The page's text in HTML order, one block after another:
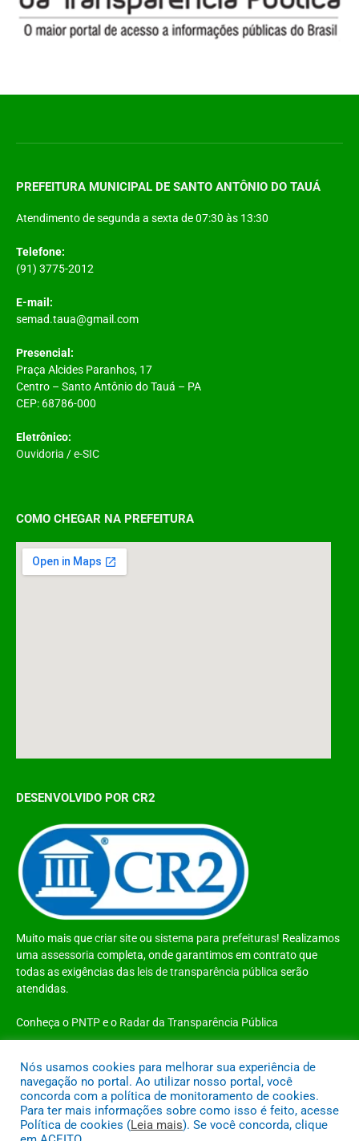
PREFEITURA MUNICIPAL DE SANTO ANTÔNIO DO TAUÁ
Atendimento de segunda a sexta de 07:30 às 13:30
Telefone:
(91) 3775-2012
E-mail:
semad.taua@gmail.com
Presencial:
Praça Alcides Paranhos, 17
Centro – Santo Antônio do Tauá – PA
CEP: 68786-000
Eletrônico:
Ouvidoria /e-SIC
COMO CHEGAR NA PREFEITURA
DESENVOLVIDO POR CR2
Muito mais quecriar siteou sistema para prefeituras! Realizamos
uma assessoria completa, onde garantimos em contrato que
todas as exigências das leis de transparência pública serão
atendidas.
Conheça o PNTPe o Radar da Transparência Pública
Todos os direitos reservados a Prefeitura Municipal de Santo Antônio do
Tauá
Nós usamos cookies para melhorar sua experiência de
navegação no portal. Ao utilizar nosso portal, você
concorda com a política de monitoramento de cookies.
Para ter mais informações sobre como isso é feito, acesse
Política de cookies (Leia mais). Se você concorda, clique